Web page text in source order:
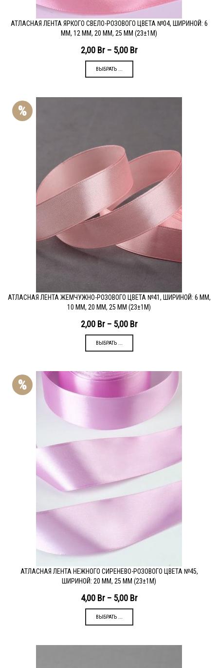
АТЛАСНАЯ ЛЕНТА ЯРКОГО СВЕЛО-РОЗОВОГО ЦВЕТА №04, ШИРИНОЙ: 6
ММ, 12 ММ, 20 ММ, 25 ММ (23±1М)
2,00 Br– 5,00 Br
ВЫБРАТЬ ...
%
АТЛАСНАЯ ЛЕНТА ЖЕМЧУЖНО-РОЗОВОГО ЦВЕТА №41, ШИРИНОЙ: 6 ММ,
10 ММ, 20 ММ, 25 ММ (23±1М)
2,00 Br– 5,00 Br
ВЫБРАТЬ ...
%
АТЛАСНАЯ ЛЕНТА НЕЖНОГО СИРЕНЕВО-РОЗОВОГО ЦВЕТА №45,
ШИРИНОЙ: 20 ММ, 25 ММ (23±1М)
4,00 Br– 5,00 Br
ВЫБРАТЬ ...